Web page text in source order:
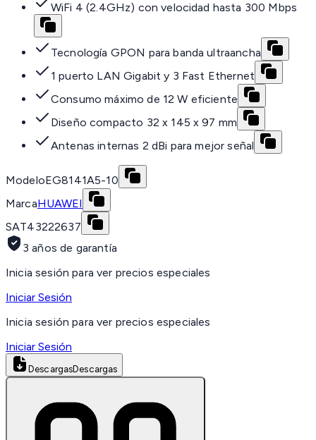
WiFi 4 (2.4GHz) con velocidad hasta 300 Mbps
Tecnología GPON para banda ultraancha
1 puerto LAN Gigabit y 3 Fast Ethernet
Consumo máximo de 12 W eficiente
Diseño compacto 32 x 145 x 97 mm
Antenas internas 2 dBi para mejor señal
ModeloEG8141A5-10
MarcaHUAWEI
SAT43222637
3 años de garantía
Inicia sesión para ver precios especiales
Iniciar Sesión
Inicia sesión para ver precios especiales
Iniciar Sesión
DescargasDescargas